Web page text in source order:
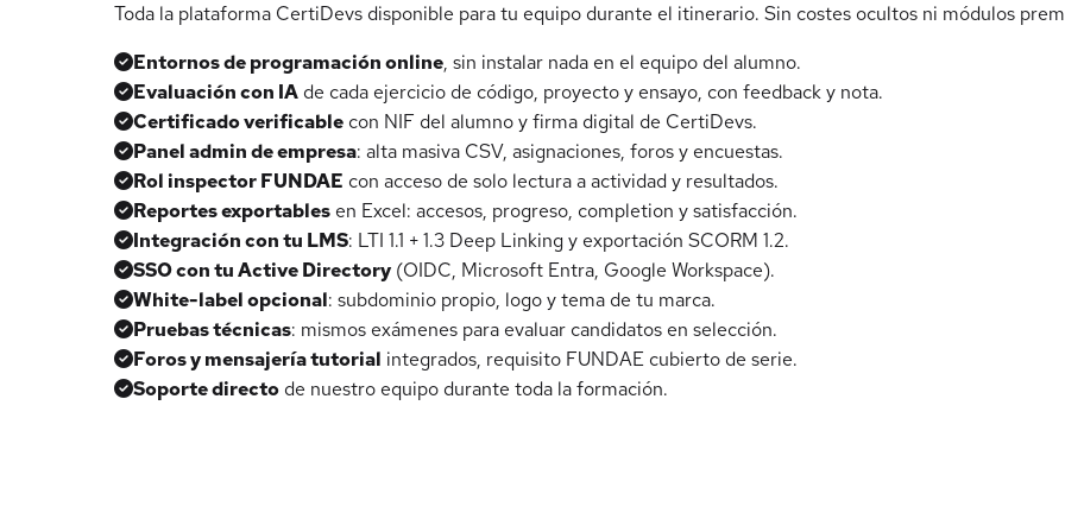
Toda la plataforma CertiDevs disponible para tu equipo durante el itinerario. Sin costes ocultos ni módulos
Entornos de programación online, sin instalar nada en el equipo del alumno.
Evaluación con IA de cada ejercicio de código, proyecto y ensayo, con feedback y nota.
Certificado verificable con NIF del alumno y firma digital de CertiDevs.
Panel admin de empresa: alta masiva CSV, asignaciones, foros y encuestas.
Rol inspector FUNDAE con acceso de solo lectura a actividad y resultados.
Reportes exportables en Excel: accesos, progreso, completion y satisfacción.
Integración con tu LMS: LTI 1.1 + 1.3 Deep Linking y exportación SCORM 1.2.
SSO con tu Active Directory (OIDC, Microsoft Entra, Google Workspace).
White-label opcional: subdominio propio, logo y tema de tu marca.
Pruebas técnicas: mismos exámenes para evaluar candidatos en selección.
Foros y mensajería tutorial integrados, requisito FUNDAE cubierto de serie.
Soporte directo de nuestro equipo durante toda la formación.